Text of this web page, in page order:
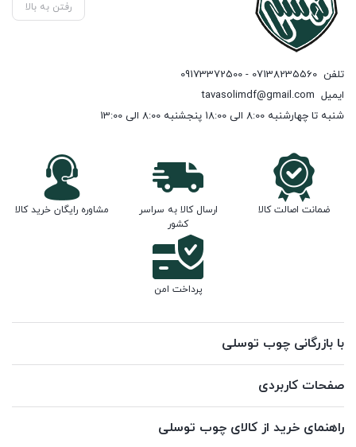
رفتن به بالا
تلفن 07138235560 - 09173372500
ایمیل tavasolimdf@gmail.com
شنبه تا چهارشنبه 8:00 الی 18:00 پنجشنبه 8:00 الی 13:00
ضمانت اصالت کالا
ارسال کالا به سراسر
کشور
مشاوره رایگان خرید کالا
پرداخت امن
با بازرگانی چوب توسلی
صفحات کاربردی
راهنمای خرید از کالای چوب توسلی